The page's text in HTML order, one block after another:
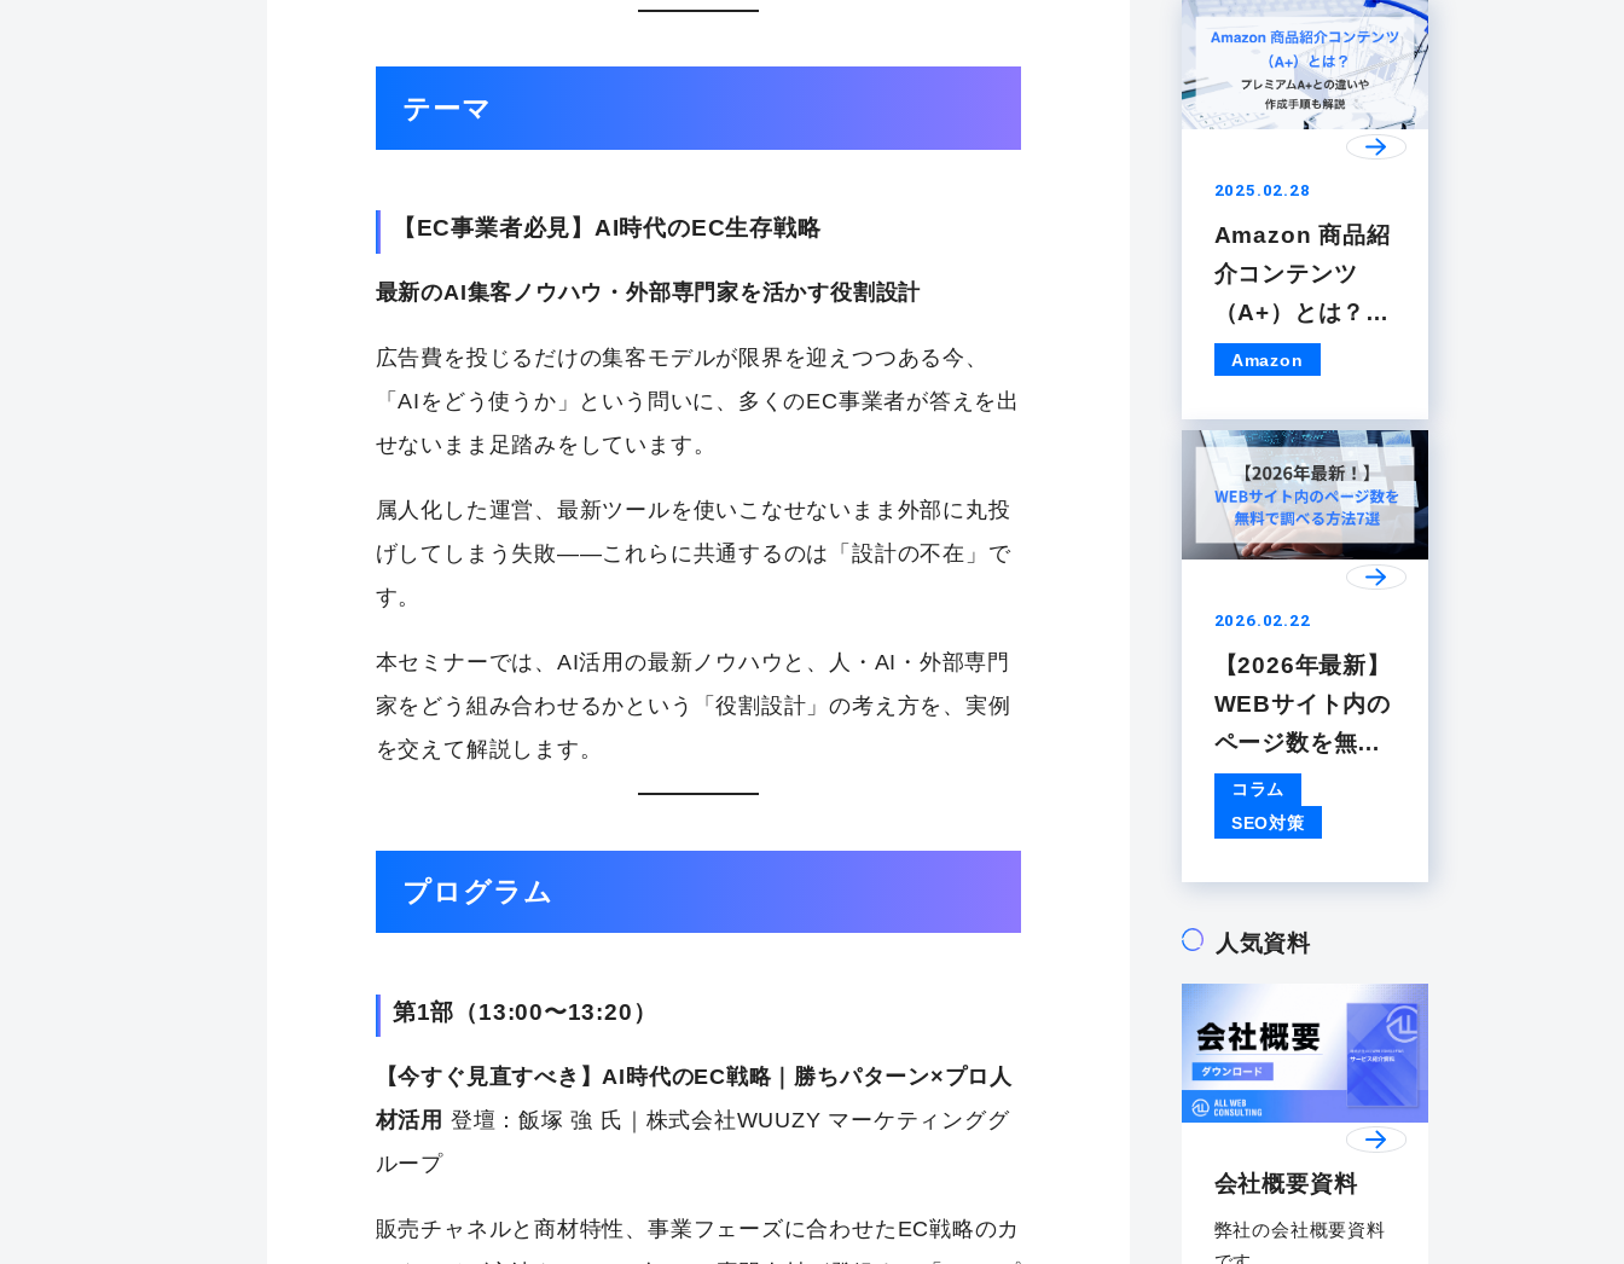
テーマ
【EC事業者必見】AI時代のEC生存戦略
最新のAI集客ノウハウ・外部専門家を活かす役割設計
広告費を投じるだけの集客モデルが限界を迎えつつある今、
「AIをどう使うか」という問いに、多くのEC事業者が答えを出
せないまま足踏みをしています。
属人化した運営、最新ツールを使いこなせないまま外部に丸投
げしてしまう失敗——これらに共通するのは「設計の不在」で
す。
本セミナーでは、AI活用の最新ノウハウと、人・AI・外部専門
家をどう組み合わせるかという「役割設計」の考え方を、実例
を交えて解説します。
プログラム
第1部（13:00〜13:20）
【今すぐ見直すべき】AI時代のEC戦略｜勝ちパターン×プロ人
材活用 登壇：飯塚 強 氏｜株式会社WUUZY マーケティンググ
ループ
販売チャネルと商材特性、事業フェーズに合わせたEC戦略のカ
2025.02.28
Amazon 商品紹
介コンテンツ
（A+）とは？プ
レミアムA+との
も解説
Amazon
2026.02.22
【2026年最新】
WEBサイト内の
ページ数を無料
で調べる方法7
選
コラム
SEO対策
人気資料
会社概要資料
弊社の会社概要資料